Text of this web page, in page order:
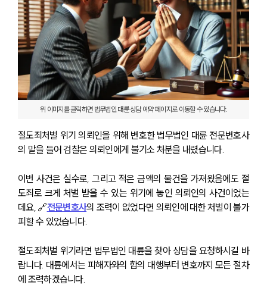
센터소개
센터소개
글로벌 파트너 로펌
고객의 소리
통합검색
위 이미지를 클릭하면 법무법인 대륜 상담 예약 페이지로 이동할 수 있습니다.
절도죄처벌 위기 의뢰인을 위해 변호한 법무법인 대륜 전문변호사
의 말을 들어 검찰은 의뢰인에게 불기소 처분을 내렸습니다.
이번 사건은 실수로, 그리고 적은 금액의 물건을 가져왔음에도 절
도죄로 크게 처벌 받을 수 있는 위기에 놓인 의뢰인의 사건이었는
데요, 🔗전문변호사의 조력이 없었다면 의뢰인에 대한 처벌이 불가
피할 수 있었습니다.
절도죄처벌 위기라면 법무법인 대륜을 찾아 상담을 요청하시길 바
랍니다. 대륜에서는 피해자와의 합의 대행부터 변호까지 모든 절차
에 조력하겠습니다.